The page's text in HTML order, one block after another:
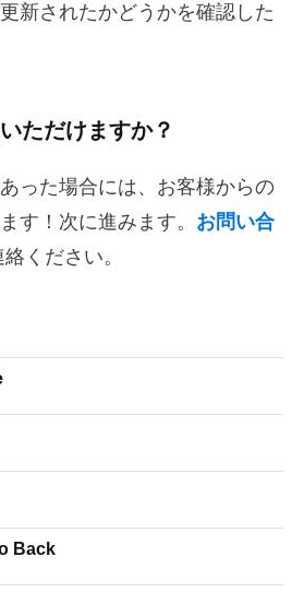
新されたかどうかを確認した
ただけますか？
った場合には、お客様からの
す！次に進みます。 お問い合
ください。
Back